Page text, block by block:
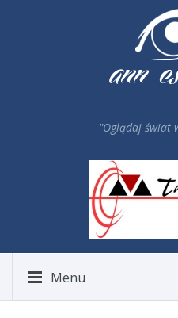
"Oglądaj świat
Menu